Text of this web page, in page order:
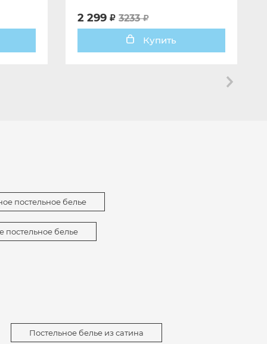
2 299
3233
Купить
постельное белье
постельное белье
Постельное белье из сатина